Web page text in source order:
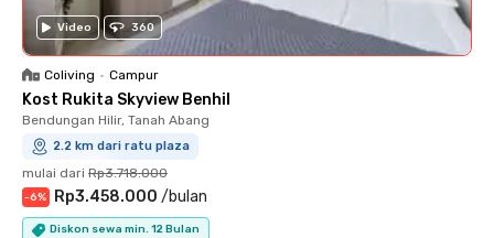
Video 360
Coliving • Campur
Kost Rukita Skyview Benhil
Bendungan Hilir, Tanah Abang
2.2 km dari ratu plaza
mulai dari Rp3.718.000
-6% Rp3.458.000 /bulan
Diskon sewa min. 12 Bulan